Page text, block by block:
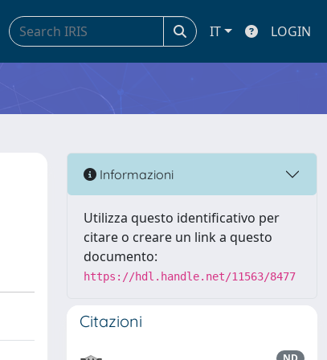
IT LOGIN
Informazioni
Utilizza questo identificativo per
citare o creare un link a questo
documento:
https://hdl.handle.net/11563/8477
Citazioni